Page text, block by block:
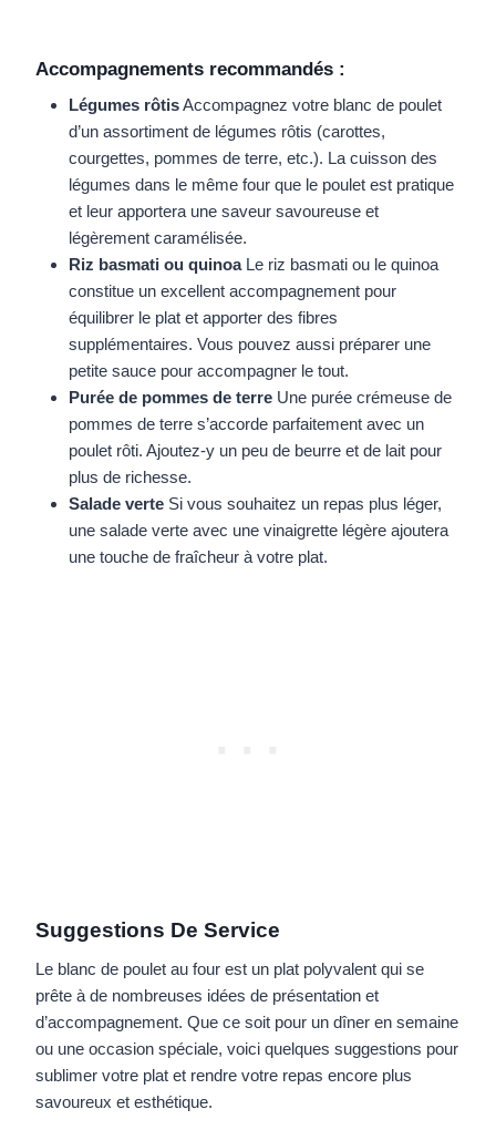
Accompagnements recommandés :
Légumes rôtisAccompagnez votre blanc de poulet
d’un assortiment de légumes rôtis (carottes,
courgettes, pommes de terre, etc.). La cuisson des
légumes dans le même four que le poulet est pratique
et leur apportera une saveur savoureuse et
légèrement caramélisée.
Riz basmati ou quinoaLe riz basmati ou le quinoa
constitue un excellent accompagnement pour
équilibrer le plat et apporter des fibres
supplémentaires. Vous pouvez aussi préparer une
petite sauce pour accompagner le tout.
Purée de pommes de terre Une purée crémeuse de
pommes de terre s’accorde parfaitement avec un
poulet rôti. Ajoutez-y un peu de beurre et de lait pour
plus de richesse.
Salade verte Si vous souhaitez un repas plus léger,
une salade verte avec une vinaigrette légère ajoutera
une touche de fraîcheur à votre plat.
Suggestions De Service
Le blanc de poulet au four est un plat polyvalent qui se
prête à de nombreuses idées de présentation et
d’accompagnement. Que ce soit pour un dîner en semaine
ou une occasion spéciale, voici quelques suggestions pour
sublimer votre plat et rendre votre repas encore plus
savoureux et esthétique.